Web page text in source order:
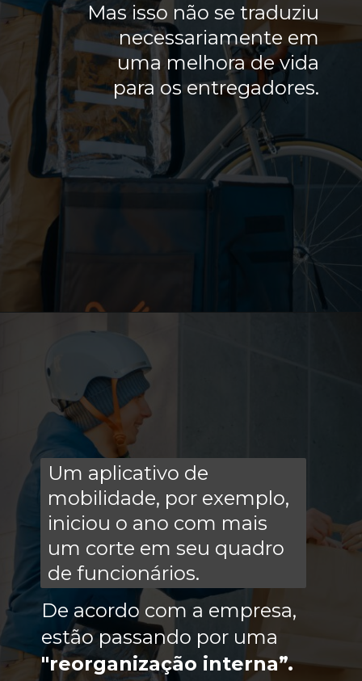
Mas isso não se traduziu
necessariamente em
uma melhora de vida
para os entregadores.
Um aplicativo de
mobilidade, por exemplo,
iniciou o ano com mais
um corte em seu quadro
de funcionários.
De acordo com a empresa,
estão passando por uma
"reorganização interna”.